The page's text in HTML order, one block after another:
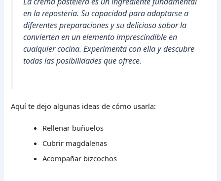
en la repostería. Su capacidad para adaptarse a
diferentes preparaciones y su delicioso sabor la
convierten en un elemento imprescindible en
cualquier cocina. Experimenta con ella y descubre
todas las posibilidades que ofrece.
Aquí te dejo algunas ideas de cómo usarla:
Rellenar buñuelos
Cubrir magdalenas
Acompañar bizcochos